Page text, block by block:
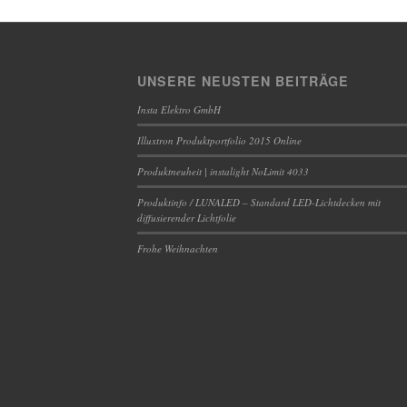
UNSERE NEUSTEN BEITRÄGE
Insta Elektro GmbH
Illuxtron Produktportfolio 2015 Online
Produktneuheit | instalight NoLimit 4033
Produktinfo / LUNALED – Standard LED-Lichtdecken mit
diffusierender Lichtfolie
Frohe Weihnachten